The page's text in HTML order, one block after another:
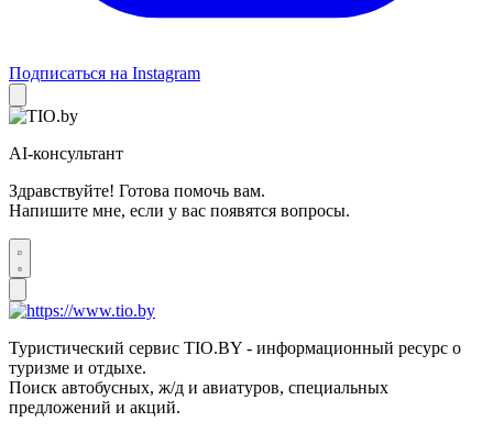
Подписаться на Instagram
AI-консультант
Здравствуйте! Готова помочь вам.
Напишите мне, если у вас появятся вопросы.
Туристический сервис TIO.BY - информационный ресурс о
туризме и отдыхе.
Поиск автобусных, ж/д и авиатуров, специальных
предложений и акций.